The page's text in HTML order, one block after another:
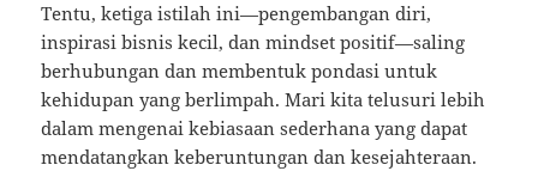
Tentu, ketiga istilah ini—pengembangan diri,
inspirasi bisnis kecil, dan mindset positif—saling
berhubungan dan membentuk pondasi untuk
kehidupan yang berlimpah. Mari kita telusuri lebih
dalam mengenai kebiasaan sederhana yang dapat
mendatangkan keberuntungan dan kesejahteraan.